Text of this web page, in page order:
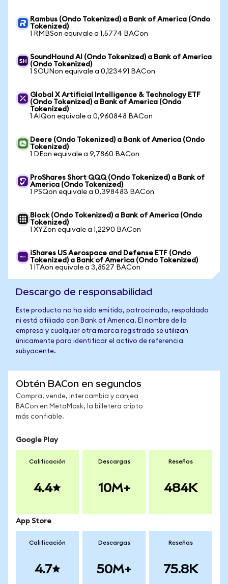
Rambus (Ondo Tokenized) a Bank of America (Ondo
Tokenized)
1 RMBSon equivale a 1,5774 BACon
SoundHound AI (Ondo Tokenized) a Bank of America
(Ondo Tokenized)
1 SOUNon equivale a 0,123491 BACon
Global X Artificial Intelligence & Technology ETF
(Ondo Tokenized) a Bank of America (Ondo
Tokenized)
1 AIQon equivale a 0,960848 BACon
Deere (Ondo Tokenized) a Bank of America (Ondo
Tokenized)
1 DEon equivale a 9,7860 BACon
ProShares Short QQQ (Ondo Tokenized) a Bank of
America (Ondo Tokenized)
1 PSQon equivale a 0,398483 BACon
Block (Ondo Tokenized) a Bank of America (Ondo
Tokenized)
1 XYZon equivale a 1,2290 BACon
iShares US Aerospace and Defense ETF (Ondo
Tokenized) a Bank of America (Ondo Tokenized)
1 ITAon equivale a 3,8527 BACon
Descargo de responsabilidad
Este producto no ha sido emitido, patrocinado, respaldado
ni está afiliado con Bank of America. El nombre de la
empresa y cualquier otra marca registrada se utilizan
únicamente para identificar el activo de referencia
subyacente.
Obtén BACon en segundos
Compra, vende, intercambia y canjea
BACon en MetaMask, la billetera cripto
más confiable.
Google Play
Calificación
4.4
Descargas
10M+
Reseñas
484K
App Store
Calificación
4.7
Descargas
50M+
Reseñas
75.8K